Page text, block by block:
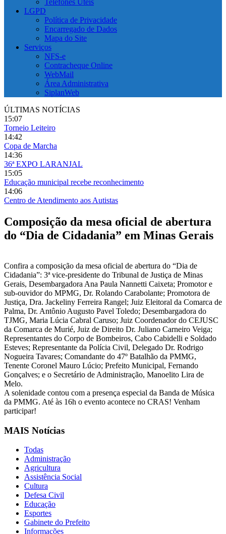
Telefones Úteis
LGPD
Política de Privacidade
Encarregado de Dados
Mapa do Site
Serviços
NFS-e
Contracheque Online
WebMail
Área Administrativa
SiplanWeb
ÚLTIMAS NOTÍCIAS
15:07
Torneio Leiteiro
14:42
Copa de Marcha
14:36
36ª EXPO LARANJAL
15:05
Educação municipal recebe reconhecimento
14:06
Centro de Atendimento aos Autistas
Composição da mesa oficial de abertura
do “Dia de Cidadania” em Minas Gerais
Confira a composição da mesa oficial de abertura do “Dia de
Cidadania”: 3ª vice-presidente do Tribunal de Justiça de Minas
Gerais, Desembargadora Ana Paula Nannetti Caixeta; Promotor e
sub-ouvidor do MPMG, Dr. Rolando Carabolante; Promotora de
Justiça, Dra. Jackeliny Ferreira Rangel; Juiz Eleitoral da Comarca de
Palma, Dr. Antônio Augusto Pavel Toledo; Desembargadora do
TJMG, Maria Lúcia Cabral Caruso; Juiz Coordenador do CEJUSC
da Comarca de Murié, Juiz de Direito Dr. Juliano Carneiro Veiga;
Representantes do Corpo de Bombeiros, Cabo Cabidelli e Soldado
Esteves; Representante da Polícia Civil, Delegado Dr. Rodrigo
Nogueira Tavares; Comandante do 47º Batalhão da PMMG,
Tenente Coronel Mauro Lúcio; Prefeito Municipal, Fernando
Gonçalves; e o Secretário de Administração, Manoelito Lira de
Melo.
A solenidade contou com a presença especial da Banda de Música
da PMMG. Até às 16h o evento acontece no CRAS! Venham
participar!
MAIS Notícias
Todas
Administração
Agricultura
Assistência Social
Cultura
Defesa Civil
Educação
Esportes
Gabinete do Prefeito
Informações